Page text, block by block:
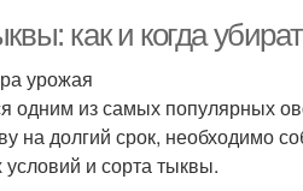
как и когда
урожая
одним из самых популярных
на долгий срок, необходимо
условий и сорта тыквы.